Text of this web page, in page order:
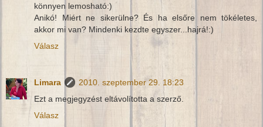
könnyen lemosható:)
Anikó! Miért ne sikerülne? És ha elsőre nem tökéletes,
akkor mi van? Mindenki kezdte egyszer...hajrá!:)
Válasz
Limara
2010. szeptember 29. 18:23
Ezt a megjegyzést eltávolította a szerző.
Válasz